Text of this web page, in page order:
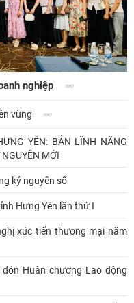
nghiệp
vùng
YÊN: BẢN LĨNH NĂNG
MỚI
kỷ nguyên số
Hưng Yên lần thứ I
xúc tiến thương mại năm
Huân chương Lao động